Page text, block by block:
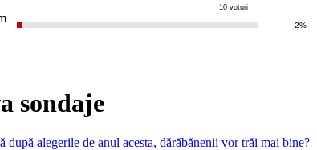
10 voturi
2%
sondaje
după alegerile de anul acesta, dărăbănenii vor trăi mai bine?